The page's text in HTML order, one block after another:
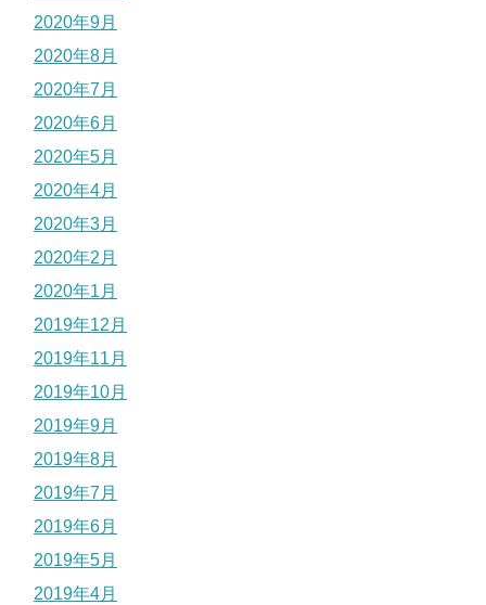
2020年9月
2020年8月
2020年7月
2020年6月
2020年5月
2020年4月
2020年3月
2020年2月
2020年1月
2019年12月
2019年11月
2019年10月
2019年9月
2019年8月
2019年7月
2019年6月
2019年5月
2019年4月